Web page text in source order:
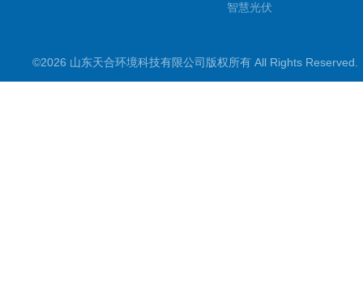
智慧光伏
智慧农业
©2026 山东天合环境科技有限公司版权所有 All Rights